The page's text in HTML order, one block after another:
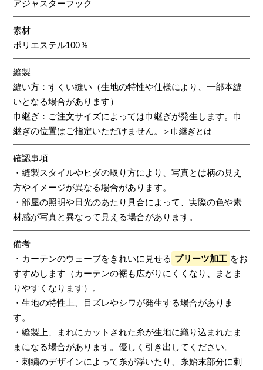
アジャスターフック
素材
ポリエステル100％
縫製
縫い方：すくい縫い（生地の特性や仕様により、一部本縫
いとなる場合があります）
巾継ぎ：ご注文サイズによっては巾継ぎが発生します。巾
継ぎの位置はご指定いただけません。
＞巾継ぎとは
確認事項
・縫製スタイルやヒダの取り方により、写真とは柄の見え
方やイメージが異なる場合があります。
・部屋の照明や日光のあたり具合によって、実際の色や素
材感が写真と異なって見える場合があります。
備考
・カーテンのウェーブをきれいに見せる プリーツ加工 をお
すすめします（カーテンの裾も広がりにくくなり、まとま
りやすくなります）。
・生地の特性上、目ズレやシワが発生する場合がありま
す。
・縫製上、まれにカットされた糸が生地に織り込まれたま
まになる場合があります。優しく引き出してください。
・刺繍のデザインによって糸が浮いたり、糸始末部分に刺